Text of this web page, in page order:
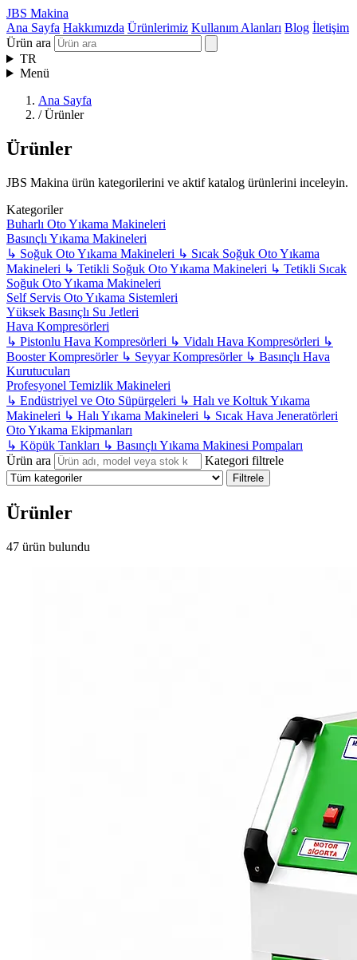
JBS Makina
Ana Sayfa Hakkımızda Ürünlerimiz Kullanım Alanları Blog İletişim
Ürün ara
TR
Menü
Ana Sayfa
/ Ürünler
Ürünler
JBS Makina ürün kategorilerini ve aktif katalog ürünlerini inceleyin.
Kategoriler
Buharlı Oto Yıkama Makineleri
Basınçlı Yıkama Makineleri
↳ Soğuk Oto Yıkama Makineleri ↳ Sıcak Soğuk Oto Yıkama
Makineleri ↳ Tetikli Soğuk Oto Yıkama Makineleri ↳ Tetikli Sıcak
Soğuk Oto Yıkama Makineleri
Self Servis Oto Yıkama Sistemleri
Yüksek Basınçlı Su Jetleri
Hava Kompresörleri
↳ Pistonlu Hava Kompresörleri ↳ Vidalı Hava Kompresörleri ↳
Booster Kompresörler ↳ Seyyar Kompresörler ↳ Basınçlı Hava
Kurutucuları
Profesyonel Temizlik Makineleri
↳ Endüstriyel ve Oto Süpürgeleri ↳ Halı ve Koltuk Yıkama
Makineleri ↳ Halı Yıkama Makineleri ↳ Sıcak Hava Jeneratörleri
Oto Yıkama Ekipmanları
↳ Köpük Tankları ↳ Basınçlı Yıkama Makinesi Pompaları
Ürün ara
Kategori filtrele
Filtrele
Ürünler
47 ürün bulundu